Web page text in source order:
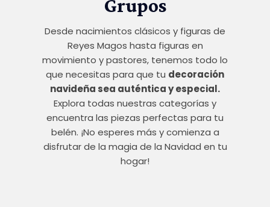
Grupos
Desde nacimientos clásicos y figuras de
Reyes Magos hasta figuras en
movimiento y pastores, tenemos todo lo
que necesitas para que tu decoración
navideña sea auténtica y especial.
Explora todas nuestras categorías y
encuentra las piezas perfectas para tu
belén. ¡No esperes más y comienza a
disfrutar de la magia de la Navidad en tu
hogar!